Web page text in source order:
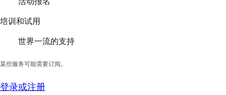
培训和试用
世界一流的支持
某些服务可能需要订阅。
登录或注册